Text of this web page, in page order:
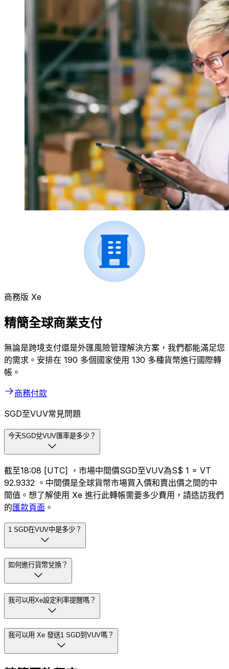
商務版 Xe
精簡全球商業支付
無論是跨境支付還是外匯風險管理解決方案，我們都能滿足您
的需求。安排在 190 多個國家使用 130 多種貨幣進行國際轉
帳。
商務付款
SGD至VUV常見問題
今天SGD兌VUV匯率是多少？
截至18:08 [UTC] ，市場中間價SGD至VUV為S$ 1 = VT
92.9332 。中間價是全球貨幣市場買入價和賣出價之間的中
間值。想了解使用 Xe 進行此轉帳需要多少費用，請造訪我們
的匯款頁面 。
1 SGD在VUV中是多少？
如何進行貨幣兌換？
我可以用Xe設定利率提醒嗎？
我可以用 Xe 發送1 SGD到VUV嗎？